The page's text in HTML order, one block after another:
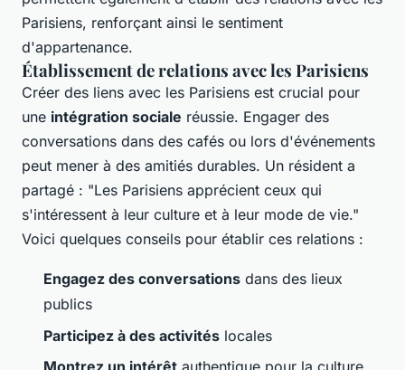
Parisiens, renforçant ainsi le sentiment
d'appartenance.
Établissement de relations avec les Parisiens
Créer des liens avec les Parisiens est crucial pour
une intégration sociale réussie. Engager des
conversations dans des cafés ou lors d'événements
peut mener à des amitiés durables. Un résident a
partagé : "Les Parisiens apprécient ceux qui
s'intéressent à leur culture et à leur mode de vie."
Voici quelques conseils pour établir ces relations :
Engagez des conversations dans des lieux
publics
Participez à des activités locales